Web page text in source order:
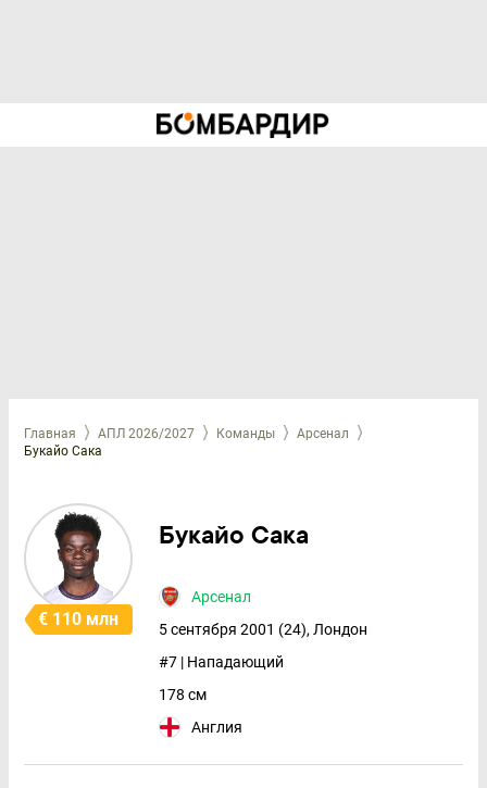
Главная АПЛ 2026/2027 Команды
Арсенал
Букайо Сака
€ 110 млн
Букайо Сака
Арсенал
5 сентября 2001 (24), Лондон
#7 | Нападающий
178 см
Англия